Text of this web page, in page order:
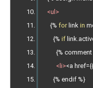
<ul>
{% for link in
{% if link
{% comment
<li><a href={{
{% endif %}